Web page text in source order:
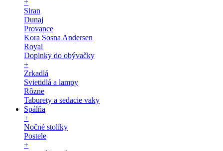
+
Siran
Dunaj
Provance
Kora Sosna Andersen
Royal
Doplnky do obývačky
+
Zrkadlá
Svietidlá a lampy
Rôzne
Taburety a sedacie vaky
Spálňa
+
Nočné stolíky
Postele
+